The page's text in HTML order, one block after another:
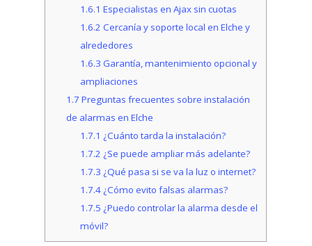
1.6.1 Especialistas en Ajax sin cuotas
1.6.2 Cercanía y soporte local en Elche y
alrededores
1.6.3 Garantía, mantenimiento opcional y
ampliaciones
1.7 Preguntas frecuentes sobre instalación
de alarmas en Elche
1.7.1 ¿Cuánto tarda la instalación?
1.7.2 ¿Se puede ampliar más adelante?
1.7.3 ¿Qué pasa si se va la luz o internet?
1.7.4¿Cómo evito falsas alarmas?
1.7.5 ¿Puedo controlar la alarma desde el
móvil?